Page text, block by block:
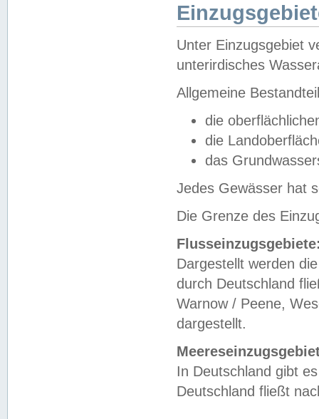
Unter Einzugsgebiet
unterirdisches
Allgemeine
die
die
das
Jedes Gewässer hat
Die Grenze des
Dargestellt werden
durch Deutschland
Warnow / Peene,
dargestellt.
In Deutschland gibt
Deutschland fließt